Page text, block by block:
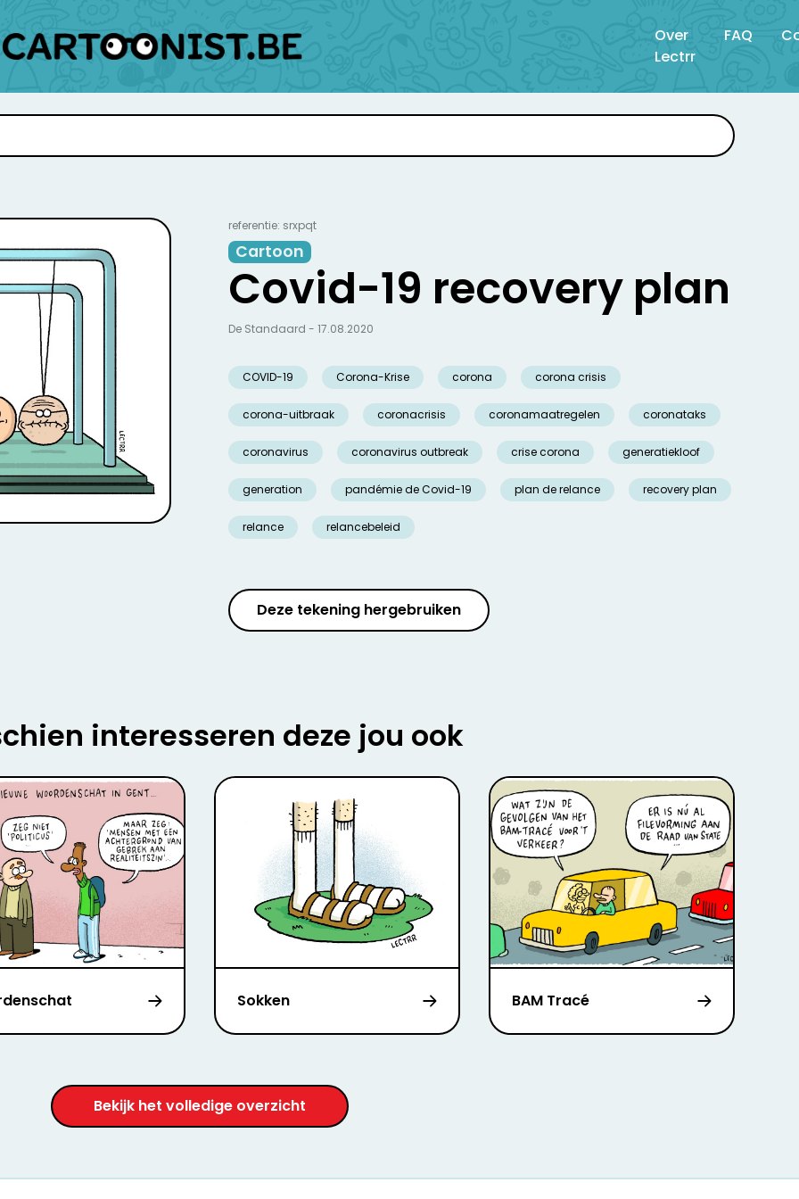
Over
Lectrr
FAQ
referentie: srxpqt
Cartoon
Covid-19 recovery plan
COVID-19 Corona-Krise corona corona crisis
corona-uitbraak coronacrisis coronamaatregelen coronataks
coronavirus coronavirus outbreak crise corona generatiekloof
generation pandémie de Covid-19 plan de relance recovery plan
relance relancebeleid
De Standaard - 17.08.2020
Deze tekening hergebruiken
interesseren deze jou ook
Sokken BAM Tracé
Bekijk het volledige overzicht